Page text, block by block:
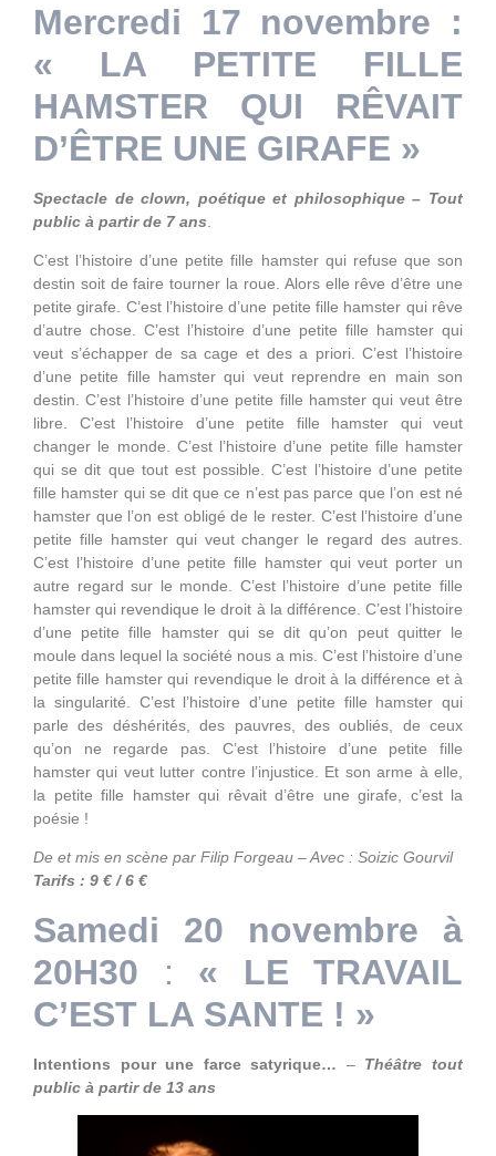
Mercredi 17 novembre :
« LA PETITE FILLE
HAMSTER QUI RÊVAIT
D’ÊTRE UNE GIRAFE »
Spectacle de clown, poétique et philosophique – Tout
public à partir de 7 ans
C’est l’histoire d’une petite fille hamster qui refuse que son
destin soit de faire tourner la roue. Alors elle rêve d’être une
petite girafe. C’est l’histoire d’une petite fille hamster qui rêve
d’autre chose. C’est l’histoire d’une petite fille hamster qui
veut s’échapper de sa cage et des a priori. C’est l’histoire
d’une petite fille hamster qui veut reprendre en main son
destin. C’est l’histoire d’une petite fille hamster qui veut être
libre. C’est l’histoire d’une petite fille hamster qui veut
changer le monde. C’est l’histoire d’une petite fille hamster
qui se dit que tout est possible. C’est l’histoire d’une petite
fille hamster qui se dit que ce n’est pas parce que l’on est né
hamster que l’on est obligé de le rester. C’est l’histoire d’une
petite fille hamster qui veut changer le regard des autres.
C’est l’histoire d’une petite fille hamster qui veut porter un
autre regard sur le monde. C’est l’histoire d’une petite fille
hamster qui revendique le droit à la différence. C’est l’histoire
d’une petite fille hamster qui se dit qu’on peut quitter le
moule dans lequel la société nous a mis. C’est l’histoire d’une
petite fille hamster qui revendique le droit à la différence et à
la singularité. C’est l’histoire d’une petite fille hamster qui
parle des déshérités, des pauvres, des oubliés, de ceux
qu’on ne regarde pas. C’est l’histoire d’une petite fille
hamster qui veut lutter contre l’injustice. Et son arme à elle,
la petite fille hamster qui rêvait d’être une girafe, c’est la
poésie !
De et mis en scène par Filip Forgeau – Avec : Soizic Gourvil
Tarifs : 9 € / 6 €
Samedi 20 novembre à
20H30 : « LE TRAVAIL
C’EST LA SANTE ! »
Intentions pour une farce satyrique… – Théâtre tout
public à partir de 13 ans